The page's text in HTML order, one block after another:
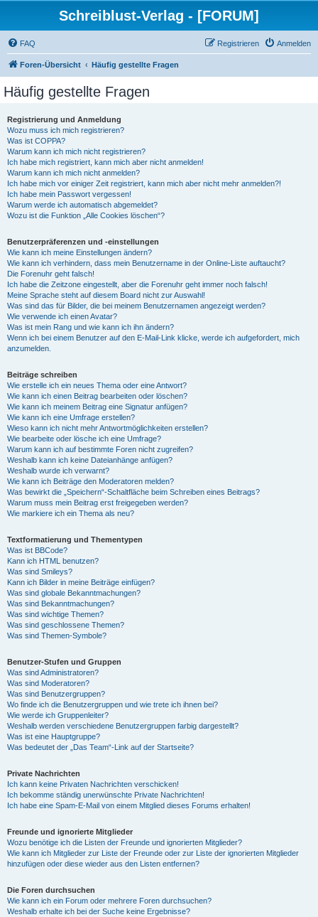
Schreiblust-Verlag - [FORUM]
FAQ Anmelden
Registrieren
Foren-Übersicht Häufig gestellte Fragen
Häufig gestellte Fragen
Registrierung und Anmeldung
Wozu muss ich mich registrieren?
Was ist COPPA?
Warum kann ich mich nicht registrieren?
Ich habe mich registriert, kann mich aber nicht anmelden!
Warum kann ich mich nicht anmelden?
Ich habe mich vor einiger Zeit registriert, kann mich aber nicht mehr anmelden?!
Ich habe mein Passwort vergessen!
Warum werde ich automatisch abgemeldet?
Wozu ist die Funktion „Alle Cookies löschen“?
Benutzerpräferenzen und -einstellungen
Wie kann ich meine Einstellungen ändern?
Wie kann ich verhindern, dass mein Benutzername in der Online-Liste auftaucht?
Die Forenuhr geht falsch!
Ich habe die Zeitzone eingestellt, aber die Forenuhr geht immer noch falsch!
Meine Sprache steht auf diesem Board nicht zur Auswahl!
Was sind das für Bilder, die bei meinem Benutzernamen angezeigt werden?
Wie verwende ich einen Avatar?
Was ist mein Rang und wie kann ich ihn ändern?
Wenn ich bei einem Benutzer auf den E-Mail-Link klicke, werde ich aufgefordert, mich
anzumelden.
Beiträge schreiben
Wie erstelle ich ein neues Thema oder eine Antwort?
Wie kann ich einen Beitrag bearbeiten oder löschen?
Wie kann ich meinem Beitrag eine Signatur anfügen?
Wie kann ich eine Umfrage erstellen?
Wieso kann ich nicht mehr Antwortmöglichkeiten erstellen?
Wie bearbeite oder lösche ich eine Umfrage?
Warum kann ich auf bestimmte Foren nicht zugreifen?
Weshalb kann ich keine Dateianhänge anfügen?
Weshalb wurde ich verwarnt?
Wie kann ich Beiträge den Moderatoren melden?
Was bewirkt die „Speichern“-Schaltfläche beim Schreiben eines Beitrags?
Warum muss mein Beitrag erst freigegeben werden?
Wie markiere ich ein Thema als neu?
Textformatierung und Thementypen
Was ist BBCode?
Kann ich HTML benutzen?
Was sind Smileys?
Kann ich Bilder in meine Beiträge einfügen?
Was sind globale Bekanntmachungen?
Was sind Bekanntmachungen?
Was sind wichtige Themen?
Was sind geschlossene Themen?
Was sind Themen-Symbole?
Benutzer-Stufen und Gruppen
Was sind Administratoren?
Was sind Moderatoren?
Was sind Benutzergruppen?
Wo finde ich die Benutzergruppen und wie trete ich ihnen bei?
Wie werde ich Gruppenleiter?
Weshalb werden verschiedene Benutzergruppen farbig dargestellt?
Was ist eine Hauptgruppe?
Was bedeutet der „Das Team“-Link auf der Startseite?
Private Nachrichten
Ich kann keine Privaten Nachrichten verschicken!
Ich bekomme ständig unerwünschte Private Nachrichten!
Ich habe eine Spam-E-Mail von einem Mitglied dieses Forums erhalten!
Freunde und ignorierte Mitglieder
Wozu benötige ich die Listen der Freunde und ignorierten Mitglieder?
Wie kann ich Mitglieder zur Liste der Freunde oder zur Liste der ignorierten Mitglieder
hinzufügen oder diese wieder aus den Listen entfernen?
Die Foren durchsuchen
Wie kann ich ein Forum oder mehrere Foren durchsuchen?
Weshalb erhalte ich bei der Suche keine Ergebnisse?